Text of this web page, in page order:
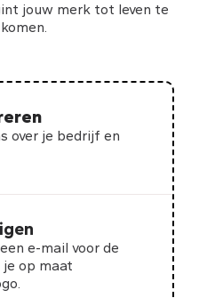
jouw merk tot leven te
komen.
over je bedrijf en
e-mail voor de
op maat